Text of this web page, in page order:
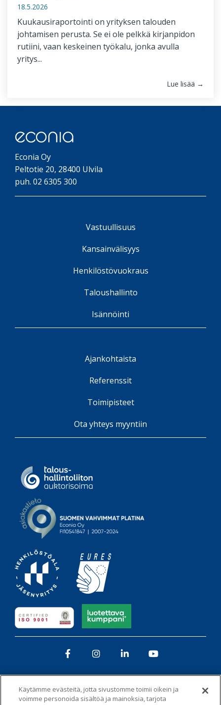
18.5.2026
Kuukausiraportointi on yrityksen talouden
johtamisen perusta. Se ei ole pelkkä kirjanpidon
rutiini, vaan keskeinen työkalu, jonka avulla
yritys...
Lue lisää →
Econia Oy
Peltotie 20, 28400 Ulvila
puh. 02 6305 300
Vastuullisuus
Kansainvälisyys
Henkilöstövuokraus
Taloushallinto
Isännöinti
Ajankohtaista
Referenssit
Toimipisteet
Ota yhteys myyntiin
FacebookInstagram
LinkedIn
Käytämme evästeitä, jotta sivustomme toimii oikein ja
voimme personoida sisältöä ja mainoksia, tarjota